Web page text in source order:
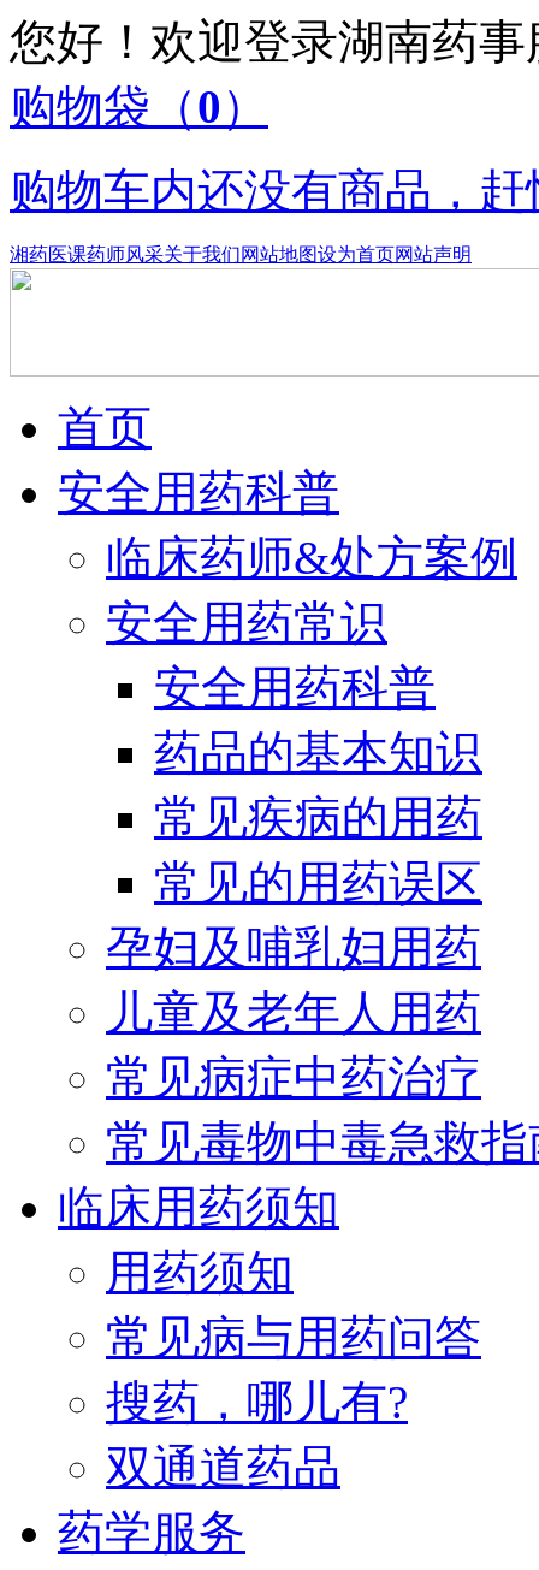
您好！欢迎登录湖南药
购物袋 （0）
购物车内还没有商品，
湘药医课药师风采关于我们网站地图设为首页网站声明
首页
安全用药科普
临床药师&处方案例
安全用药常识
安全用药科普
药品的基本知识
常见疾病的用药
常见的用药误区
孕妇及哺乳妇用药
儿童及老年人用药
常见病症中药治疗
常见毒物中毒急救指
临床用药须知
用药须知
常见病与用药问答
搜药，哪儿有?
双通道药品
药学服务